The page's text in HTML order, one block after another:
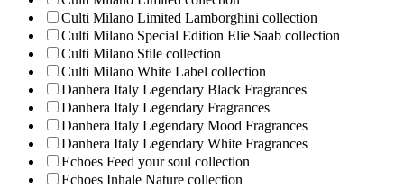
Culti Milano Limited Lamborghini collection
Culti Milano Special Edition Elie Saab collection
Culti Milano Stile collection
Culti Milano White Label collection
Danhera Italy Legendary Black Fragrances
Danhera Italy Legendary Fragrances
Danhera Italy Legendary Mood Fragrances
Danhera Italy Legendary White Fragrances
Echoes Feed your soul collection
Echoes Inhale Nature collection